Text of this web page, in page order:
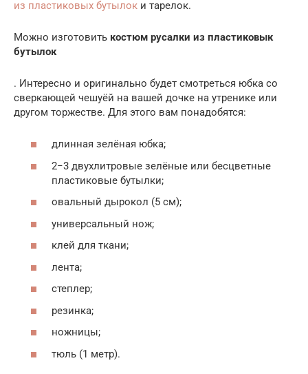
из пластиковых бутылок и тарелок.
Можно изготовить костюм русалки из пластиковык
бутылок
. Интересно и оригинально будет смотреться юбка со
сверкающей чешуёй на вашей дочке на утренике или
другом торжестве. Для этого вам понадобятся:
длинная зелёная юбка;
2−3 двухлитровые зелёные или бесцветные
пластиковые бутылки;
овальный дырокол (5 см);
универсальный нож;
клей для ткани;
лента;
степлер;
резинка;
ножницы;
тюль (1 метр).